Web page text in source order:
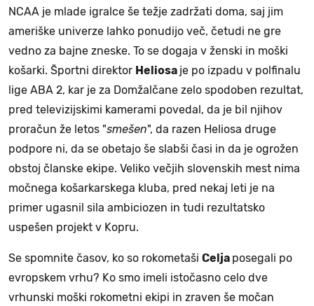
NCAA je mlade igralce še težje zadržati doma, saj jim
ameriške univerze lahko ponudijo več, četudi ne gre
vedno za bajne zneske. To se dogaja v ženski in moški
košarki. Športni direktor Heliosa je po izpadu v polfinalu
lige ABA 2, kar je za Domžalčane zelo spodoben rezultat,
pred televizijskimi kamerami povedal, da je bil njihov
proračun že letos "smešen", da razen Heliosa druge
podpore ni, da se obetajo še slabši časi in da je ogrožen
obstoj članske ekipe. Veliko večjih slovenskih mest nima
močnega košarkarskega kluba, pred nekaj leti je na
primer ugasnil sila ambiciozen in tudi rezultatsko
uspešen projekt v Kopru.
Se spomnite časov, ko so rokometaši Celja posegali po
evropskem vrhu? Ko smo imeli istočasno celo dve
vrhunski moški rokometni ekipi in zraven še močan